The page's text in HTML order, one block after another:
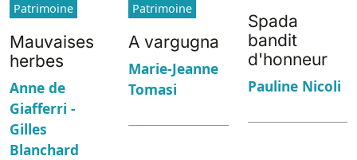
Patrimoine
Mauvaises
herbes
Anne de
Giafferri -
Gilles
Blanchard
Patrimoine
A vargugna
Marie-Jeanne
Tomasi
Spada
bandit
d'honneur
Pauline Nicoli